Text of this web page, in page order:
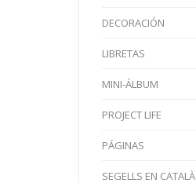
DECORACIÓN
LIBRETAS
MINI-ÁLBUM
PROJECT LIFE
PÁGINAS
SEGELLS EN CATALÀ